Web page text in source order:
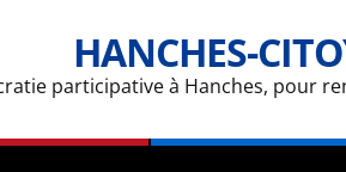
HANCHES-
participative à Hanches, pour